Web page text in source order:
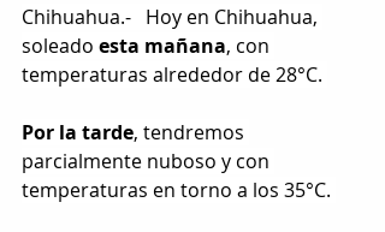
Chihuahua.-   Hoy en Chihuahua,
soleado esta mañana, con
temperaturas alrededor de 28°C.
Por la tarde, tendremos
parcialmente nuboso y con
temperaturas en torno a los 35°C.